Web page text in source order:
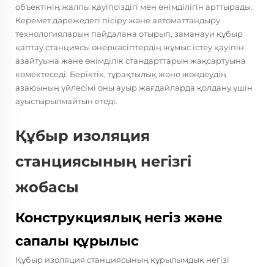
объектінің жалпы қауіпсіздігі мен өнімділігін арттырады.
Керемет дәрежедегі пісіру және автоматтандыру
технологияларын пайдалана отырып, заманауи құбыр
қаптау станциясы өнеркәсіптердің жұмыс істеу қауіпін
азайтуына және өнімділік стандарттарын жақсартуына
көмектеседі. Беріктік, тұрақтылық және жөндеудің
азаюының үйлесімі оны ауыр жағдайларда қолдану үшін
ауыстырылмайтын етеді.
Құбыр изоляция
станциясының негізгі
жобасы
Конструкциялық негіз және
сапалы құрылыс
Құбыр изоляция станциясының құрылымдық негізі